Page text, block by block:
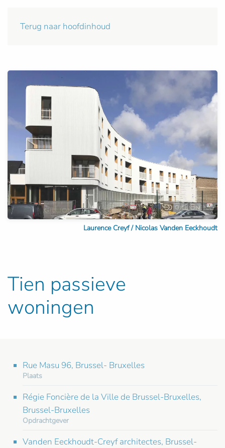
Terug naar hoofdinhoud
Laurence Creyf / Nicolas Vanden Eeckhoudt
Tien passieve
woningen
Rue Masu 96, Brussel- Bruxelles
Plaats
Régie Foncière de la Ville de Brussel-Bruxelles,
Brussel-Bruxelles
Opdrachtgever
Vanden Eeckhoudt-Creyf architectes, Brussel-